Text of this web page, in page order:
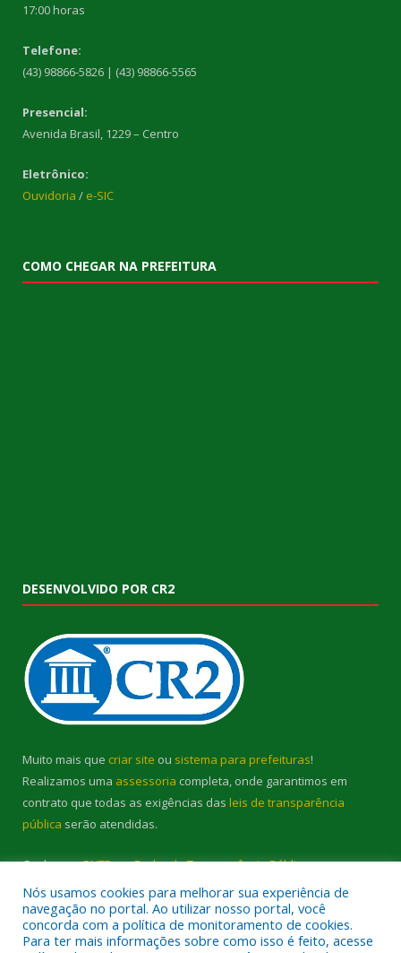
17:00 horas
Telefone:
(43) 98866-5826 | (43) 98866-5565
Presencial:
Avenida Brasil, 1229 – Centro
Eletrônico:
Ouvidoria / e-SIC
COMO CHEGAR NA PREFEITURA
DESENVOLVIDO POR CR2
Muito mais que criar site ou sistema para prefeituras!
Realizamos uma assessoria completa, onde garantimos em
contrato que todas as exigências das leis de transparência
pública serão atendidas.
Conheça oPNTPe oRadar da Transparência Pública
Nós usamos cookies para melhorar sua experiência de
navegação no portal. Ao utilizar nosso portal, você
concorda com a política de monitoramento de cookies.
Para ter mais informações sobre como isso é feito, acesse